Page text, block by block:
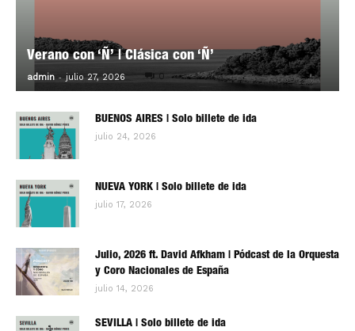
Verano con ‘Ñ’ | Clásica con ‘Ñ’
admin - julio 27, 2026 0
BUENOS AIRES | Solo billete de ida
julio 24, 2026
NUEVA YORK | Solo billete de ida
julio 17, 2026
Julio, 2026 ft. David Afkham | Pódcast de la Orquesta
y Coro Nacionales de España
julio 14, 2026
SEVILLA | Solo billete de ida